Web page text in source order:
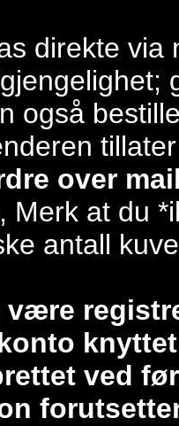
direkte
også
over
Merk at du
antall
være
ved